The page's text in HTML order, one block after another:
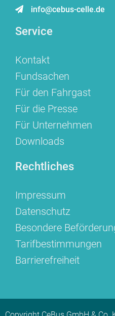
info@cebus-celle.de
Service
Kontakt
Fundsachen
Für den Fahrgast
Für die Presse
Für Unternehmen
Downloads
Rechtliches
Impressum
Datenschutz
Besondere
Tarifbestimmungen
Barrierefreiheit